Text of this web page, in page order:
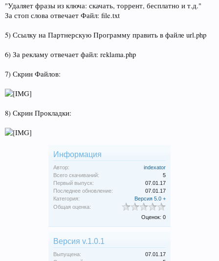
"Удаляет фразы из ключа: скачать, торрент, бесплатно и т.д."
За стоп слова отвечает Файл: file.txt
5) Ссылку на Партнерскую Программу править в файле url.php
6) За рекламу отвечает файл: reklama.php
7) Скрин Файлов:
8) Скрин Прокладки:
Информация
Автор:
indexator
Всего скачиваний:
5
Первый выпуск:
07.01.17
Последнее обновление:
07.01.17
Категория:
Версия 5.0 +
Общая оценка:
Оценок: 0
Версия v.1.0.1
Выпущена:
07.01.17